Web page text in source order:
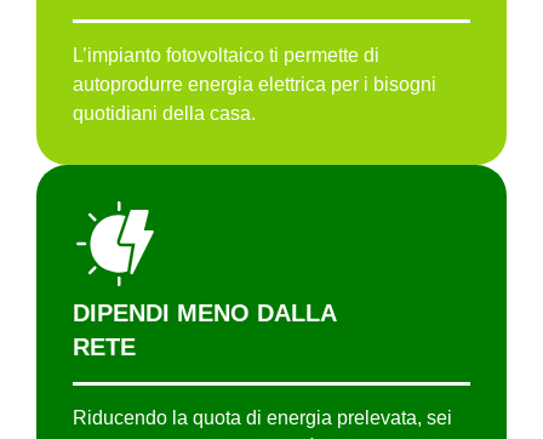
L’impianto fotovoltaico ti permette di
autoprodurre energia elettrica per i bisogni
quotidiani della casa.
DIPENDI MENO DALLA
RETE
Riducendo la quota di energia prelevata, sei